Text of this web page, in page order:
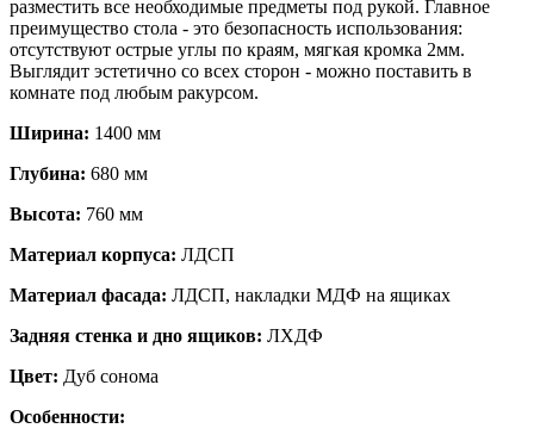
разместить все необходимые предметы под рукой. Главное
преимущество стола - это безопасность использования:
отсутствуют острые углы по краям, мягкая кромка 2мм.
Выглядит эстетично со всех сторон - можно поставить в
комнате под любым ракурсом.
Ширина: 1400 мм
Глубина: 680 мм
Высота: 760 мм
Материал корпуса: ЛДСП
Материал фасада: ЛДСП, накладки МДФ на ящиках
Задняя стенка и дно ящиков: ЛХДФ
Цвет: Дуб сонома
Особенности: